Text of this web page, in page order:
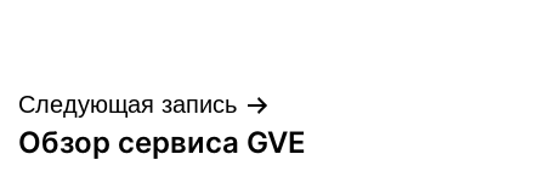
Навигация
по
Следующая запись
Обзор сервиса GVE